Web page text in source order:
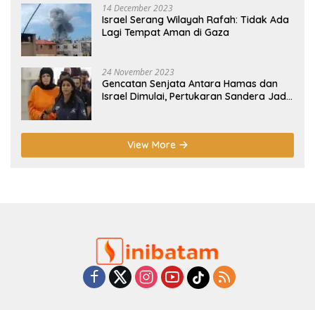
14 December 2023
Israel Serang Wilayah Rafah: Tidak Ada
Lagi Tempat Aman di Gaza
24 November 2023
Gencatan Senjata Antara Hamas dan
Israel Dimulai, Pertukaran Sandera Jadi
View More